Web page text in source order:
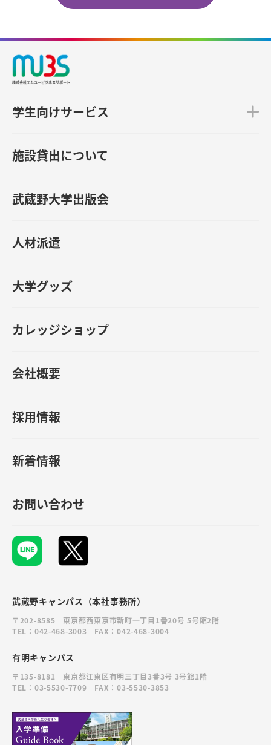
学生向けサービス
施設貸出について
武蔵野大学出版会
人材派遣
大学グッズ
カレッジショップ
会社概要
採用情報
新着情報
お問い合わせ
武蔵野キャンパス（本社事務所）
〒202-8585 東京都西東京市新町一丁目1番20号 5号館2階
TEL：042-468-3003 FAX：042-468-3004
有明キャンパス
〒135-8181 東京都江東区有明三丁目3番3号 3号館1階
TEL：03-5530-7709 FAX：03-5530-3853